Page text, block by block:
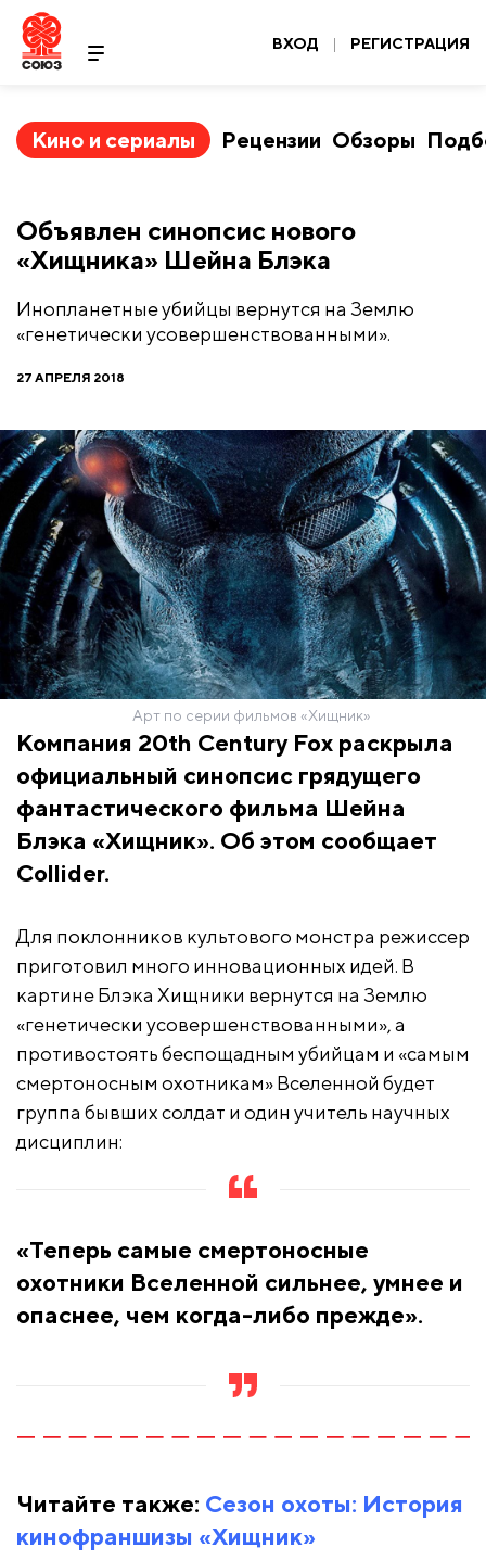
ВХОД | РЕГИСТРАЦИЯ
Кино и сериалы Рецензии Обзоры
Объявлен синопсис нового
«Хищника» Шейна Блэка
Инопланетные убийцы вернутся на Землю
«генетически усовершенствованными».
27 АПРЕЛЯ 2018
Арт по серии фильмов «Хищник»
Компания 20th Century Fox раскрыла
официальный синопсис грядущего
фантастического фильма Шейна
Блэка «Хищник». Об этом сообщает
Collider.
Для поклонников культового монстра режиссер
приготовил много инновационных идей. В
картине Блэка Хищники вернутся на Землю
«генетически усовершенствованными», а
противостоять беспощадным убийцам и «самым
смертоносным охотникам» Вселенной будет
группа бывших солдат и один учитель научных
дисциплин:
«Теперь самые смертоносные
охотники Вселенной сильнее, умнее и
опаснее, чем когда-либо прежде».
Читайте также: Сезон охоты: История
кинофраншизы «Хищник»